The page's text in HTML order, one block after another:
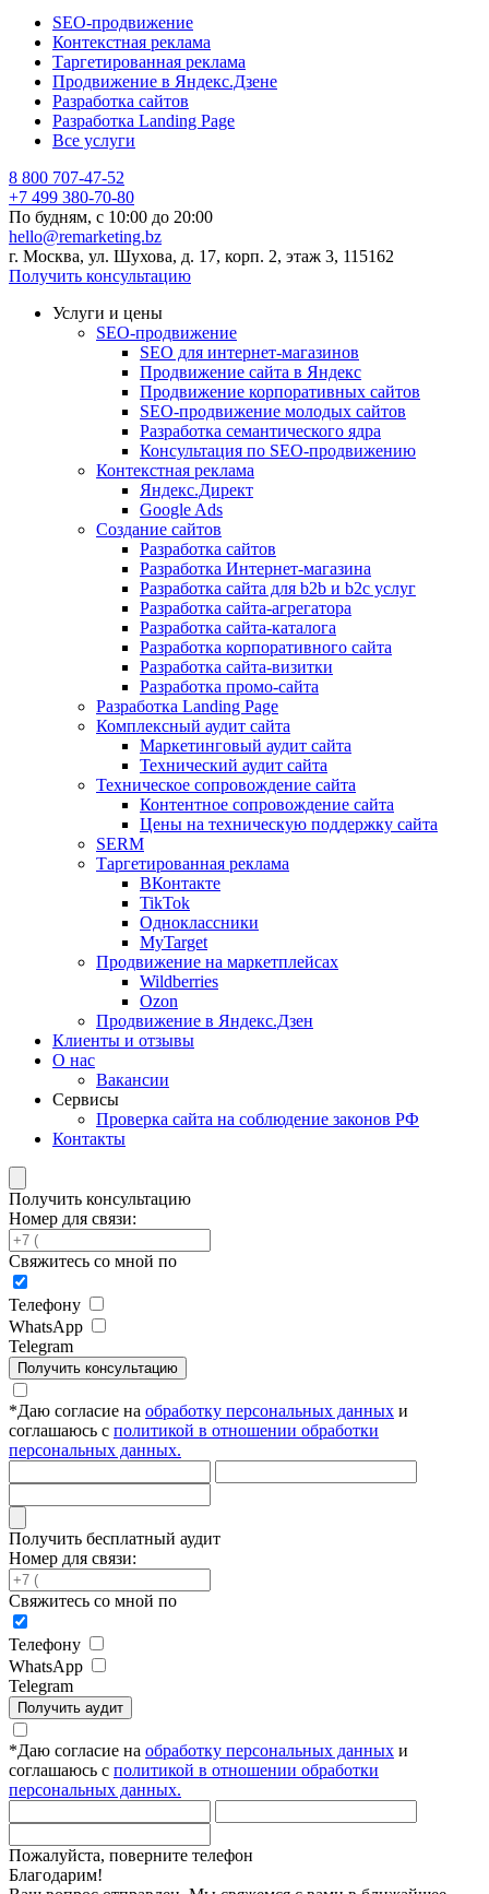
SEO-продвижение
Контекстная реклама
Таргетированная реклама
Продвижение в Яндекс.Дзене
Разработка сайтов
Разработка Landing Page
Все услуги
8 800 707-47-52
+7 499 380-70-80
По будням, с 10:00 до 20:00
hello@remarketing.bz
г. Москва, ул. Шухова, д. 17, корп. 2, этаж 3, 115162
Получить консультацию
Услуги и цены
SEO-продвижение
SEO для интернет-магазинов
Продвижение сайта в Яндекс
Продвижение корпоративных сайтов
SEO-продвижение молодых сайтов
Разработка семантического ядра
Консультация по SEO-продвижению
Контекстная реклама
Яндекс.Директ
Google Ads
Создание сайтов
Разработка сайтов
Разработка Интернет-магазина
Разработка сайта для b2b и b2c услуг
Разработка сайта-агрегатора
Разработка сайта-каталога
Разработка корпоративного сайта
Разработка сайта-визитки
Разработка промо-сайта
Разработка Landing Page
Комплексный аудит сайта
Маркетинговый аудит сайта
Технический аудит сайта
Техническое сопровождение сайта
Контентное сопровождение сайта
Цены на техническую поддержку сайта
SERM
Таргетированная реклама
ВКонтакте
TikTok
Одноклассники
MyTarget
Продвижение на маркетплейсах
Wildberries
Ozon
Продвижение в Яндекс.Дзен
Клиенты и отзывы
О нас
Вакансии
Сервисы
Проверка сайта на соблюдение законов РФ
Контакты
Получить консультацию
Номер для связи:
Свяжитесь со мной по
Телефону
WhatsApp
Telegram
Получить консультацию
*Даю согласие на обработку персональных данных и
соглашаюсь с политикой в отношении обработки
персональных данных.
Получить бесплатный аудит
Номер для связи:
Свяжитесь со мной по
Телефону
WhatsApp
Telegram
Получить аудит
*Даю согласие на обработку персональных данных и
соглашаюсь с политикой в отношении обработки
персональных данных.
Пожалуйста, поверните телефон
Благодарим!